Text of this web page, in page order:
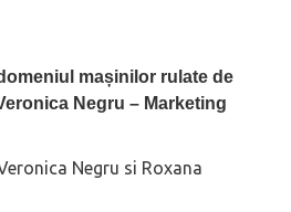
mașinilor rulate de
Negru – Marketing
Negru si Roxana